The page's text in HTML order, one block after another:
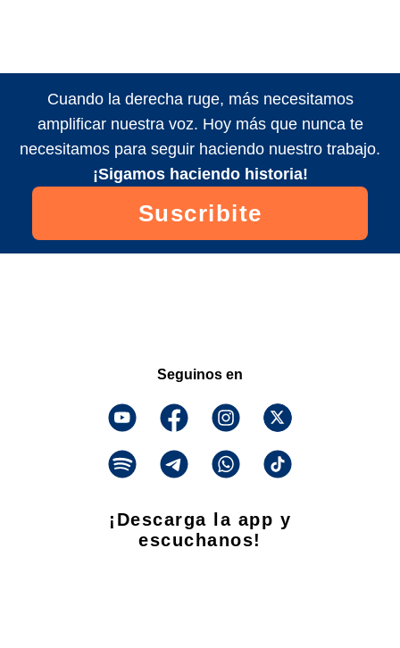
Cuando la derecha ruge, más necesitamos
amplificar nuestra voz. Hoy más que nunca te
necesitamos para seguir haciendo nuestro trabajo.
¡Sigamos haciendo historia!
Suscribite
Seguinos en
¡Descarga la app y
escuchanos!